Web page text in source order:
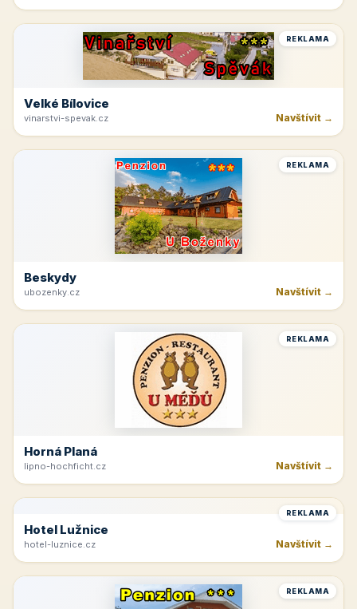
REKLAMA
Velké Bílovice
vinarstvi-spevak.cz Navštívit →
REKLAMA
Beskydy
ubozenky.cz Navštívit →
REKLAMA
Horná Planá
lipno-hochficht.cz Navštívit →
REKLAMA
Hotel Lužnice
hotel-luznice.cz Navštívit →
REKLAMA